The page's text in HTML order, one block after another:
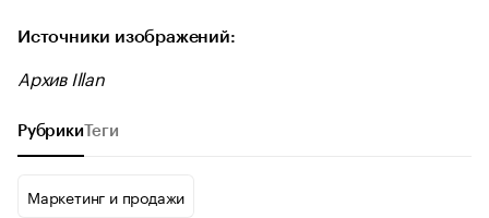
Источники изображений:
Архив Illan
Рубрики Теги
Маркетинг и продажи